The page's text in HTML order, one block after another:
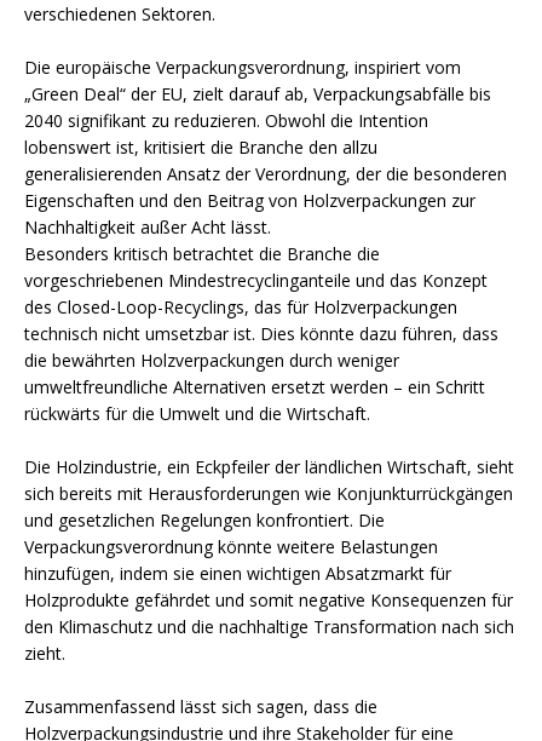
verschiedenen Sektoren.
Die europäische Verpackungsverordnung, inspiriert vom
„Green Deal“ der EU, zielt darauf ab, Verpackungsabfälle bis
2040 signifikant zu reduzieren. Obwohl die Intention
lobenswert ist, kritisiert die Branche den allzu
generalisierenden Ansatz der Verordnung, der die besonderen
Eigenschaften und den Beitrag von Holzverpackungen zur
Nachhaltigkeit außer Acht lässt.
Besonders kritisch betrachtet die Branche die
vorgeschriebenen Mindestrecyclinganteile und das Konzept
des Closed-Loop-Recyclings, das für Holzverpackungen
technisch nicht umsetzbar ist. Dies könnte dazu führen, dass
die bewährten Holzverpackungen durch weniger
umweltfreundliche Alternativen ersetzt werden – ein Schritt
rückwärts für die Umwelt und die Wirtschaft.
Die Holzindustrie, ein Eckpfeiler der ländlichen Wirtschaft, sieht
sich bereits mit Herausforderungen wie Konjunkturrückgängen
und gesetzlichen Regelungen konfrontiert. Die
Verpackungsverordnung könnte weitere Belastungen
hinzufügen, indem sie einen wichtigen Absatzmarkt für
Holzprodukte gefährdet und somit negative Konsequenzen für
den Klimaschutz und die nachhaltige Transformation nach sich
zieht.
Zusammenfassend lässt sich sagen, dass die
Holzverpackungsindustrie und ihre Stakeholder für eine